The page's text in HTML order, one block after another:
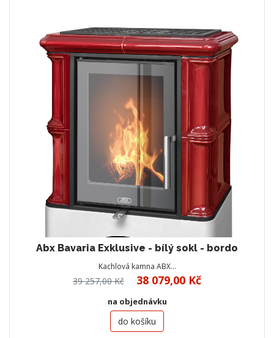
Abx Bavaria Exklusive - bílý sokl - bordo
Kachlová kamna ABX…
39 257,00 Kč 38 079,00 Kč
na objednávku
do košíku